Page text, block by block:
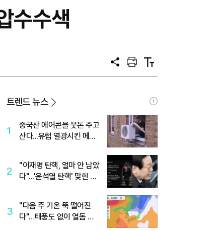
수수색
공
프
트
텍
트
트렌드 뉴스
1
중국산 에어콘을 웃돈 주고
산다...유럽 열광시킨 메이
2
"이재명 탄핵, 얼마 안 남았
다"...'윤석열 탄핵' 맞힌 무
3
"다음 주 기온 뚝 떨어진
다"…태풍도 없이 열돔 박